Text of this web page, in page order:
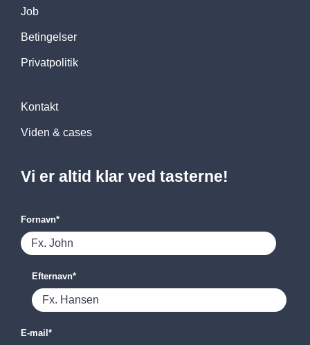
Job
Betingelser
Privatpolitik
Kontakt
Viden & cases
Vi er altid klar ved tasterne!
Fornavn*
Efternavn*
E-mail *